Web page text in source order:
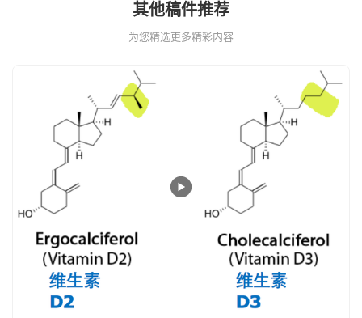
其他稿件推荐
为您精选更多精彩内容